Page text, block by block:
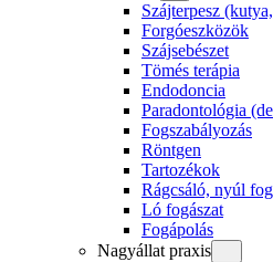
Szájterpesz
Forgóeszközök
Szájsebészet
Tömés terápia
Endodoncia
Paradontológia
Fogszabályozás
Röntgen
Tartozékok
Rágcsáló, nyúl
Ló fogászat
Fogápolás
Nagyállat praxis